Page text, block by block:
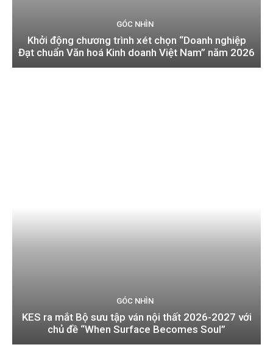
GÓC NHÌN
Khởi động chương trình xét chọn “Doanh nghiệp
Đạt chuẩn Văn hoá Kinh doanh Việt Nam” năm 2026
GÓC NHÌN
KES ra mắt Bộ sưu tập ván nội thất 2026-2027 với
chủ đề “When Surface Becomes Soul”